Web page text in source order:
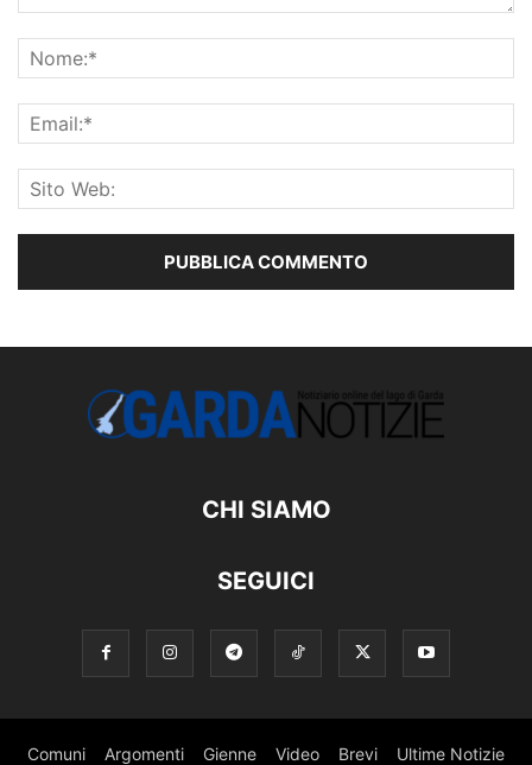
CHI SIAMO
SEGUICI
Comuni Argomenti Gienne Video Brevi Ultime Notizie